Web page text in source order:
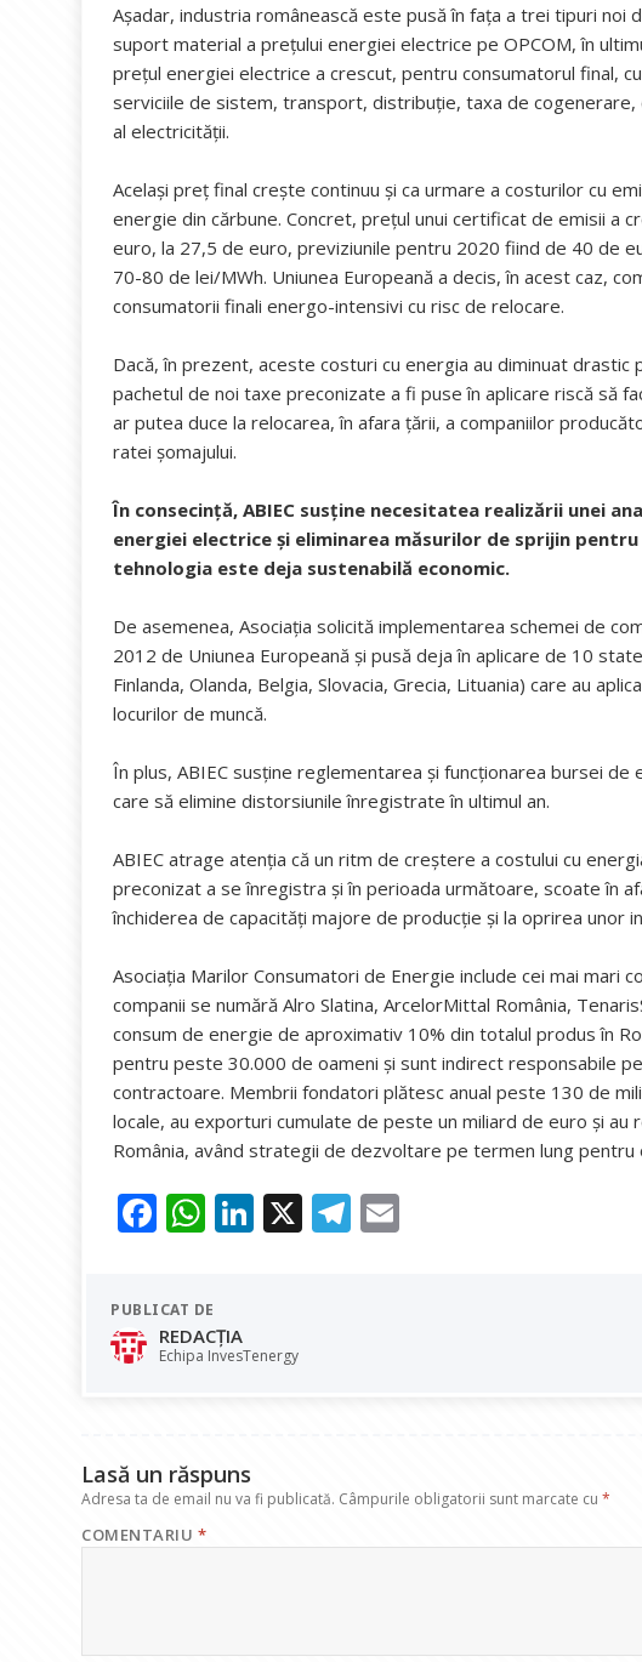
Așadar, industria românească este pusă în fața a trei tipuri
suport material a prețului energiei electrice pe OPCOM, în
prețul energiei electrice a crescut, pentru consumatorul final,
serviciile de sistem, transport, distribuție, taxa de
al electricității.
Același preț final crește continuu și ca urmare a costurilor cu
energie din cărbune. Concret, prețul unui certificat de emisii a
euro, la 27,5 de euro, previziunile pentru 2020 fiind de 40 de
70-80 de lei/MWh. Uniunea Europeană a decis, în acest caz,
consumatorii finali energo-intensivi cu risc de relocare.
Dacă, în prezent, aceste costuri cu energia au diminuat
pachetul de noi taxe preconizate a fi puse în aplicare riscă să
ar putea duce la relocarea, în afara țării, a companiilor
ratei șomajului.
În consecință, ABIEC susține necesitatea realizării unei
energiei electrice și eliminarea măsurilor de sprijin
tehnologia este deja sustenabilă economic.
De asemenea, Asociația solicită implementarea schemei de
2012 de Uniunea Europeană și pusă deja în aplicare de 10
Finlanda, Olanda, Belgia, Slovacia, Grecia, Lituania) care au
locurilor de muncă.
În plus, ABIEC susține reglementarea și funcționarea bursei
care să elimine distorsiunile înregistrate în ultimul an.
ABIEC atrage atenția că un ritm de creștere a costului cu
preconizat a se înregistra și în perioada următoare, scoate în
închiderea de capacități majore de producție și la oprirea unor
Asociația Marilor Consumatori de Energie include cei mai mari
companii se numără Alro Slatina, ArcelorMittal România,
consum de energie de aproximativ 10% din totalul produs în
pentru peste 30.000 de oameni și sunt indirect responsabile
contractoare. Membrii fondatori plătesc anual peste 130 de
locale, au exporturi cumulate de peste un miliard de euro și
România, având strategii de dezvoltare pe termen lung pentru
F
e
b
o
W
at
s
A
Li
dI
X T
PUBLICAT DE
REDACȚIA
Echipa InvesTenergy
Lasă un răspuns
Adresa ta de email nu va fi publicată. Câmpurile obligatorii sunt marcate cu*
COMENTARIU *